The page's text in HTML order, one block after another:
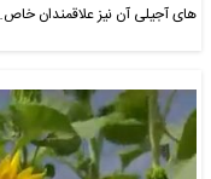
های آجیلی آن نیز علاقمندان